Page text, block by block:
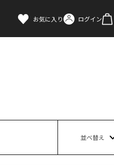
お気に入り ログイン
並べ替え